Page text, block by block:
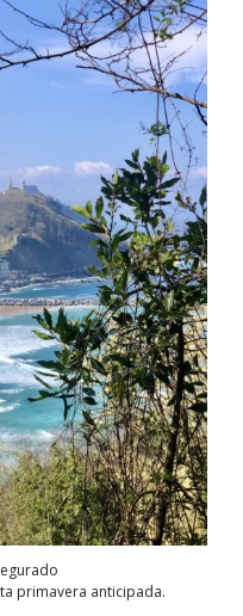
en
Donostia
y
Basque
Country
primavera anticipada.